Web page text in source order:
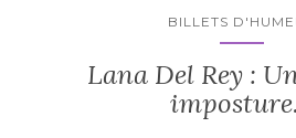
BILLETS
Lana Del Rey :